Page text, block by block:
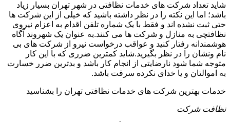
شاید تعداد شرکت های خدمات نظافتی در شهر تهران بسیار زیاد
باشد؛ اما این نکته را در نظر داشته باشید که خیلی از این شرکت ها
حتی ثبت نشده اند و فقط با یک شماره تلفن اقدام به اعزام نیروی
نظافتچی به منازل و شرکت ها می کنند.به عنوان یک شهروند آگاه
هوشمندانه رفتار کنید و عواقب درخواست نیرو از شرکت های بی
نام ونشان را در نظر بگیرید.شاید کمترین ضرری که با این کار
متوجه شما شود نارضایتی از انجام کار باشد و بدترین ضرر خسارت
به اموالتان و یا خدای نکرده سرقت باشد.
خدمات بهترین شرکت های خدمات نظافتی تهران را بشناسید
نظافت شرکت